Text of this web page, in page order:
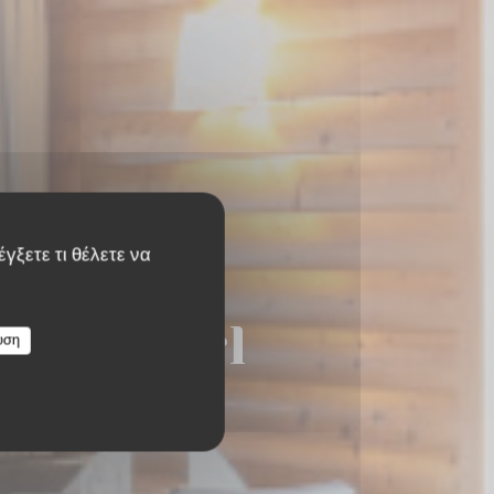
τι θέλετε να
Sàrl